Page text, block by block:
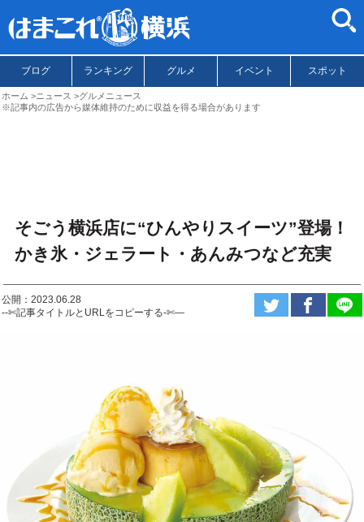
ブログ ランキング グルメ イベント スポット
ホーム ニュース
グルメニュース
※記事内の広告から媒体維持のために収益を得る場合があります
そごう横浜店に“ひんやりスイーツ”登場！
かき氷・ジェラート・あんみつなど充実
公開：2023.06.28
--✄記事タイトルとURLをコピーする-✄—